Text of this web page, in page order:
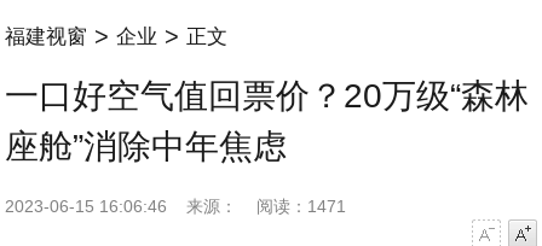
福建视窗 > 企业 > 正文
一口好空气值回票价？20万级“森林
座舱”消除中年焦虑
2023-06-15 16:06:46 来源：
阅读：1471